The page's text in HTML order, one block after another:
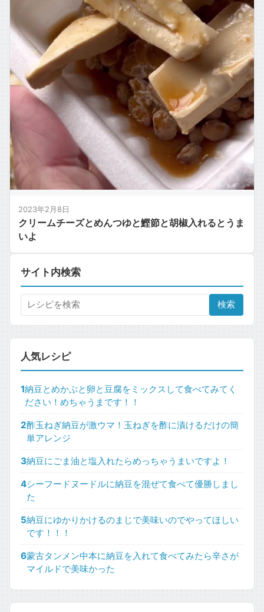
2023年2月8日
クリームチーズとめんつゆと鰹節と胡椒入れるとうま
いよ
サイト内検索
検索
人気レシピ
1納豆とめかぶと卵と豆腐をミックスして食べてみてく
ださい！めちゃうまです！！
2酢玉ねぎ納豆が激ウマ！玉ねぎを酢に漬けるだけの簡
単アレンジ
3納豆にごま油と塩入れたらめっちゃうまいですよ！
4シーフードヌードルに納豆を混ぜて食べて優勝しまし
た
5納豆にゆかりかけるのまじで美味いのでやってほしい
です！！！
6蒙古タンメン中本に納豆を入れて食べてみたら辛さが
マイルドで美味かった